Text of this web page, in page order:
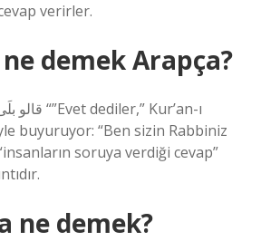
verirler.
demek Arapça?
buyuruyor: “Ben sizin Rabbiniz
soruya verdiği cevap”
ne demek?